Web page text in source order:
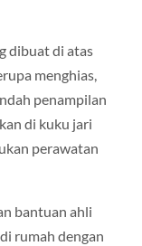
dibuat di atas
menghias,
penampilan
di kuku jari
perawatan
bantuan ahli
rumah dengan